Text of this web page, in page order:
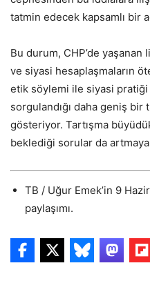
tatmin edecek kapsamlı bir
Bu durum, CHP’de
ve siyasi hesaplaşmaların
etik söylemi ile siyasi pratiği
sorgulandığı daha geniş bir
gösteriyor. Tartışma
beklediği sorular da
TB / Uğur Emek’in 9
paylaşımı.